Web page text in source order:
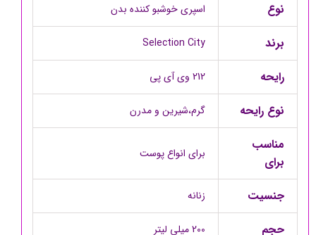
نوع اسپری خوشبو کننده بدن
برند Selection City
رایحه 212 وی آی پی
نوع رایحه گرم،شیرین و مدرن
مناسب
برای
برای انواع پوست
جنسیت زنانه
حجم 200 میلی لیتر